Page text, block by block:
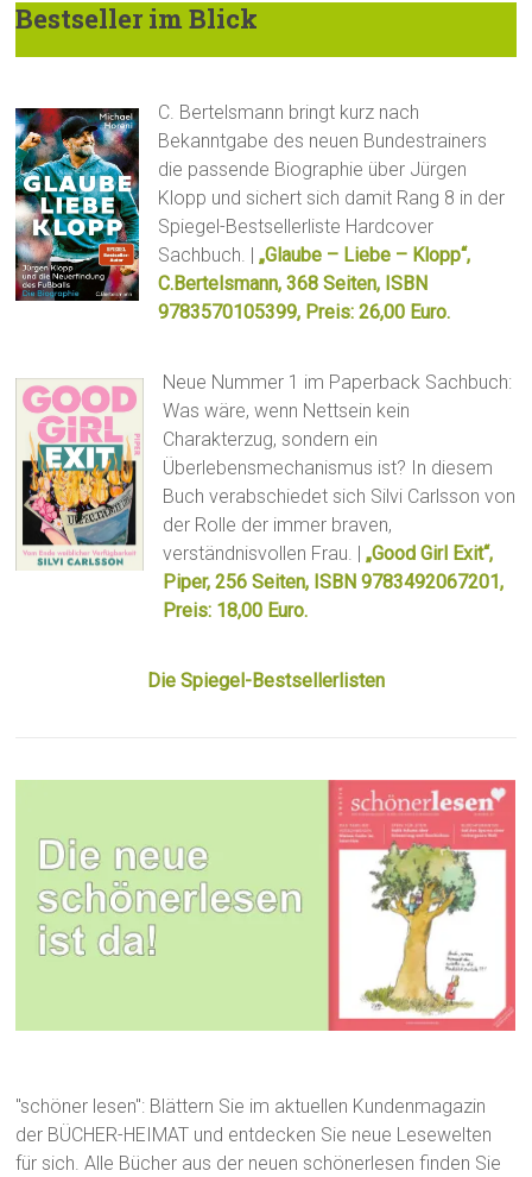
Bestseller im Blick
C. Bertelsmann bringt kurz nach
Bekanntgabe des neuen Bundestrainers
die passende Biographie über Jürgen
Klopp und sichert sich damit Rang 8 in der
Spiegel-Bestsellerliste Hardcover
Sachbuch. |„Glaube – Liebe – Klopp“,
C.Bertelsmann, 368 Seiten, ISBN
9783570105399, Preis: 26,00 Euro.
Neue Nummer 1 im Paperback Sachbuch:
Was wäre, wenn Nettsein kein
Charakterzug, sondern ein
Überlebensmechanismus ist? In diesem
Buch verabschiedet sich Silvi Carlsson von
der Rolle der immer braven,
verständnisvollen Frau. |„Good Girl Exit“,
Piper, 256 Seiten, ISBN 9783492067201,
Preis: 18,00 Euro.
Die Spiegel-Bestsellerlisten
"schöner lesen": Blättern Sie im aktuellen Kundenmagazin
der BÜCHER-HEIMAT und entdecken Sie neue Lesewelten
für sich. Alle Bücher aus der neuen schönerlesen finden Sie